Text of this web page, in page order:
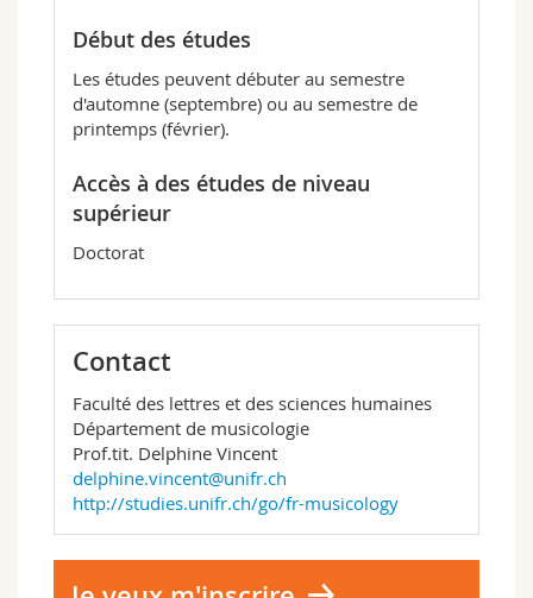
Début des études
Les études peuvent débuter au semestre
d'automne (septembre) ou au semestre de
printemps (février).
Accès à des études de niveau
supérieur
Doctorat
Contact
Faculté des lettres et des sciences humaines
Département de musicologie
Prof.tit. Delphine Vincent
delphine.vincent@unifr.ch
http://studies.unifr.ch/go/fr-musicology